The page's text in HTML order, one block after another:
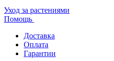
Уход за растениями
Помощь
Доставка
Оплата
Гарантии